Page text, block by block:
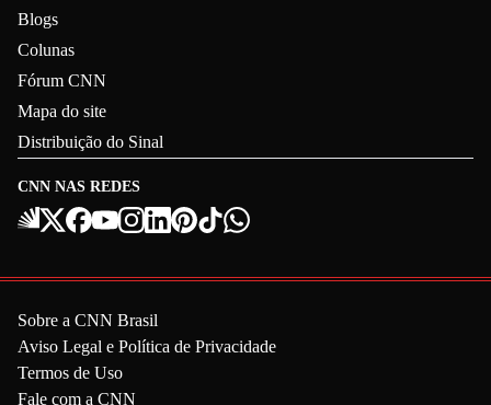
CNN NAS REDES
Blogs
Colunas
Fórum CNN
Mapa do site
Distribuição do Sinal
Sobre a CNN Brasil
Aviso Legal e Política de Privacidade
Termos de Uso
Fale com a CNN